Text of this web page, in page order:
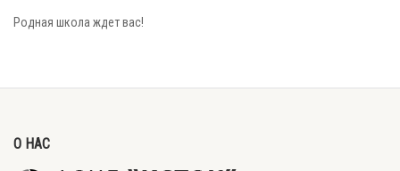
Родная школа ждет вас!
О НАС